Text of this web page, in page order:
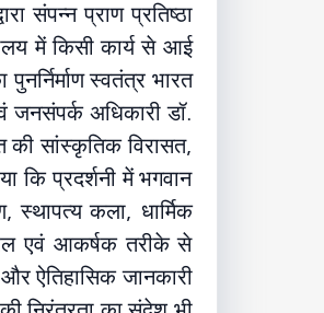
संपन्न प्राण प्रतिष्ठा
में किसी कार्य से आई
स्वतंत्र भारत
जनसंपर्क अधिकारी डॉ.
की सांस्कृतिक विरासत,
कि प्रदर्शनी में भगवान
स्थापत्य कला, धार्मिक
एवं आकर्षक तरीके से
ऐतिहासिक जानकारी